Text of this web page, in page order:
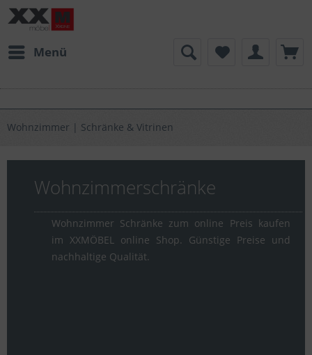
Menü
Wohnzimmer | Schränke & Vitrinen
Wohnzimmerschränke
Wohnzimmer Schränke zum online Preis kaufen
im XXMÖBEL online Shop. Günstige Preise und
nachhaltige Qualität.